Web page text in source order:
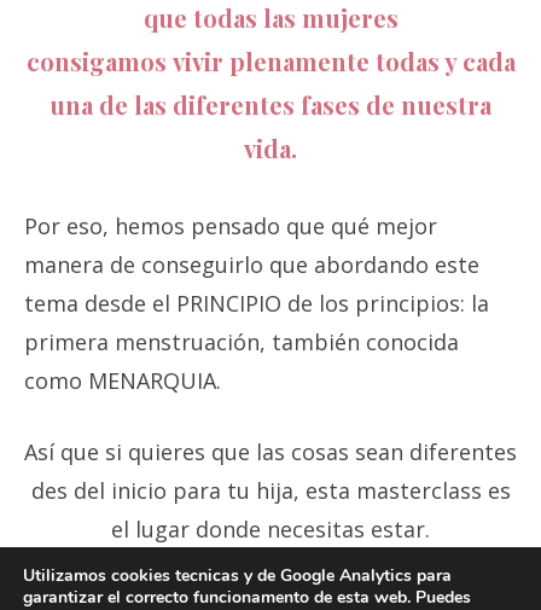
que todas las mujeres
consigamos vivir plenamente todas y cada
una de las diferentes fases de nuestra
vida.
Por eso, hemos pensado que qué mejor
manera de conseguirlo que abordando este
tema desde el PRINCIPIO de los principios: la
primera menstruación, también conocida
como MENARQUIA.
Así que si quieres que las cosas sean diferentes
des del inicio para tu hija, esta masterclass es
el lugar donde necesitas estar.
Utilizamos cookies tecnicas y de Google Analytics para
garantizar el correcto funcionamento de esta web. Puedes